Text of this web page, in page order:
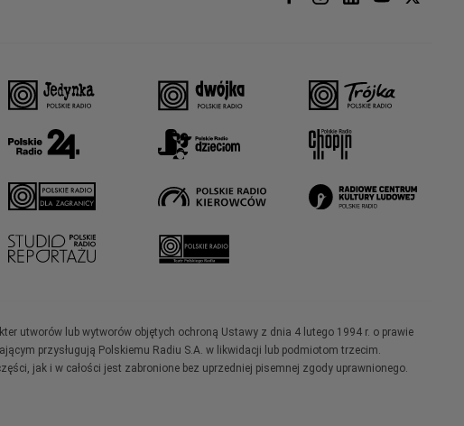
utworów lub wytworów objętych ochroną Ustawy z dnia 4 lutego 1994 r. o prawie
przysługują Polskiemu Radiu S.A. w likwidacji lub podmiotom trzecim.
jak i w całości jest zabronione bez uprzedniej pisemnej zgody uprawnionego.